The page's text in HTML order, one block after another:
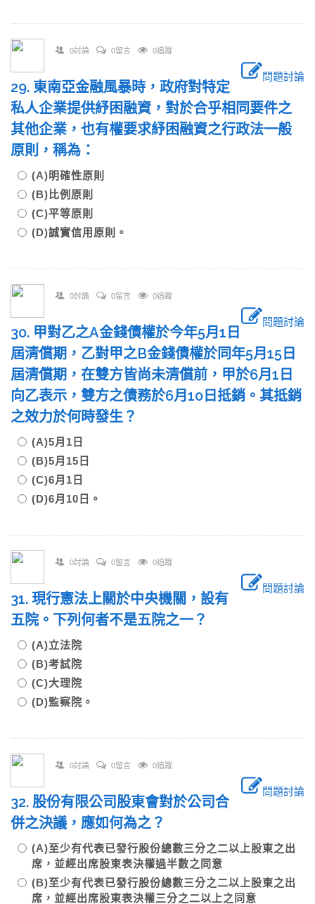
0討論 0留言 0追蹤
問題討論
29. 東南亞金融風暴時，政府對特定
私人企業提供紓困融資，對於合乎相同要件之
其他企業，也有權要求紓困融資之行政法一般
原則，稱為：
(A)明確性原則
(B)比例原則
(C)平等原則
(D)誠實信用原則。
0討論 0留言 0追蹤
問題討論
30. 甲對乙之A金錢債權於今年5月1日
屆清償期，乙對甲之B金錢債權於同年5月15日
屆清償期，在雙方皆尚未清償前，甲於6月1日
向乙表示，雙方之債務於6月10日抵銷。其抵銷
之效力於何時發生？
(A)5月1日
(B)5月15日
(C)6月1日
(D)6月10日。
0討論 0留言 0追蹤
問題討論
31. 現行憲法上關於中央機關，設有
五院。下列何者不是五院之一？
(A)立法院
(B)考試院
(C)大理院
(D)監察院。
0討論 0留言 0追蹤
問題討論
32. 股份有限公司股東會對於公司合
併之決議，應如何為之？
(A)至少有代表已發行股份總數三分之二以上股東之出
席，並經出席股東表決權過半數之同意
(B)至少有代表已發行股份總數三分之二以上股東之出
席，並經出席股東表決權三分之二以上之同意